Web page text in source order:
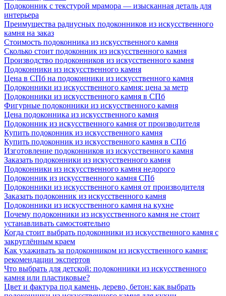
Подоконник с текстурой мрамора — изысканная деталь для
интерьера
Преимущества радиусных подоконников из искусственного
камня на заказ
Стоимость подоконника из искусственного камня
Сколько стоит подоконник из искусственного камня
Производство подоконников из искусственного камня
Подоконники из искусственного камня
Цена в СПб на подоконники из искусственного камня
Подоконники из искусственного камня: цена за метр
Подоконники из искусственного камня в СПб
Фигурные подоконники из искусственного камня
Цена подоконника из искусственного камня
Подоконник из искусственного камня от производителя
Купить подоконник из искусственного камня
Купить подоконник из искусственного камня в СПб
Изготовление подоконников из искусственного камня
Заказать подоконники из искусственного камня
Подоконники из искусственного камня недорого
Подоконник из искусственного камня СПб
Подоконники из искусственного камня от производителя
Заказать подоконник из искусственного камня
Подоконники из искусственного камня на кухне
Почему подоконники из искусственного камня не стоит
устанавливать самостоятельно
Когда стоит выбрать подоконники из искусственного камня с
закруглённым краем
Как ухаживать за подоконником из искусственного камня:
рекомендации экспертов
Что выбрать для детской: подоконники из искусственного
камня или пластиковые?
Цвет и фактура под камень, дерево, бетон: как выбрать